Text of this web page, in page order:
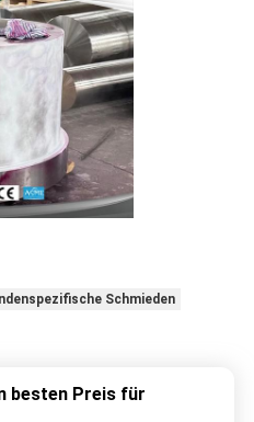
Schmieden
besten Preis für